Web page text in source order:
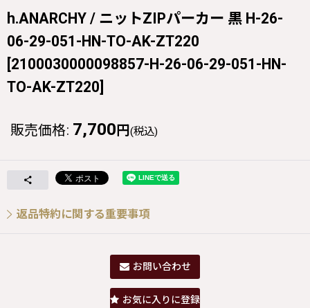
h.ANARCHY / ニットZIPパーカー 黒 H-26-
06-29-051-HN-TO-AK-ZT220
[2100030000098857-H-26-06-29-051-HN-
TO-AK-ZT220]
販売価格: 7,700 円 (税込)
返品特約に関する重要事項
お問い合わせ
お気に入りに登録